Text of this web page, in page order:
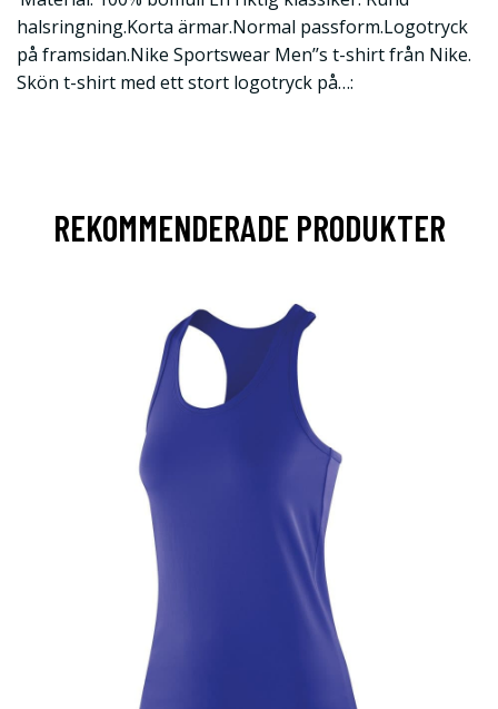
halsringning.Korta ärmar.Normal passform.Logotryck
på framsidan.Nike Sportswear Men’’s t-shirt från Nike.
Skön t-shirt med ett stort logotryck på…:
REKOMMENDERADE PRODUKTER